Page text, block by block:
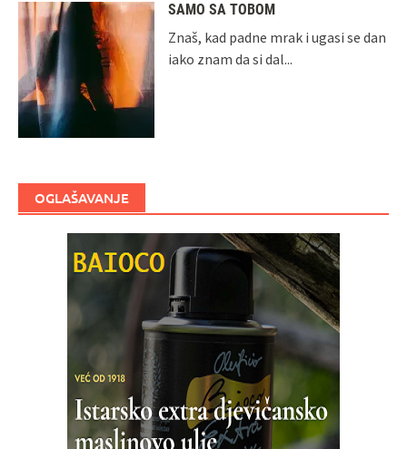
SAMO SA TOBOM
Znaš, kad padne mrak i ugasi se dan
iako znam da si dal...
OGLAŠAVANJE